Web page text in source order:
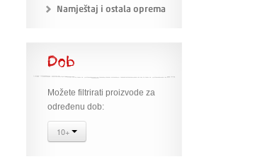
Namještaj i ostala oprema
Dob
Možete filtrirati proizvode za
određenu dob:
10+